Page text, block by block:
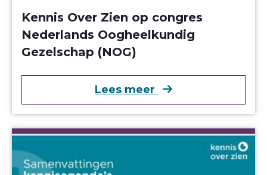
Kennis Over Zien op congres
Nederlands Oogheelkundig
Gezelschap (NOG)
Lees meer over Kennis Over